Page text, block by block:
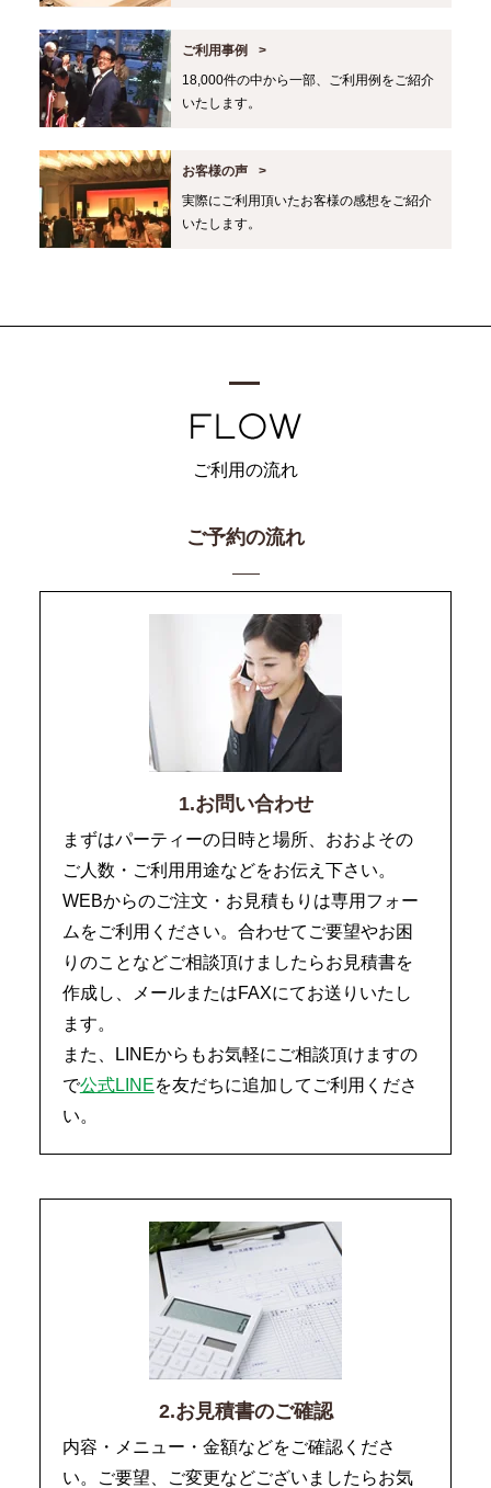
ご利用事例
18,000件の中から一部、ご利用例をご紹介
いたします。
お客様の声
実際にご利用頂いたお客様の感想をご紹介
いたします。
ご利用の流れ
ご予約の流れ
1.お問い合わせ
まずはパーティーの日時と場所、おおよその
ご人数・ご利用用途などをお伝え下さい。
WEBからのご注文・お見積もりは専用フォー
ムをご利用ください。合わせてご要望やお困
りのことなどご相談頂けましたらお見積書を
作成し、メールまたはFAXにてお送りいたし
ます。
また、LINEからもお気軽にご相談頂けますの
で公式LINEを友だちに追加してご利用くださ
い。
2.お見積書のご確認
内容・メニュー・金額などをご確認くださ
い。ご要望、ご変更などございましたらお気